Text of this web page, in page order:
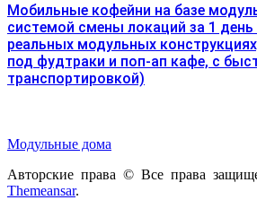
Мобильные кофейни на базе
системой смены локаций за 1
реальных модульных
под фудтраки и поп-ап кафе, с
транспортировкой)
Модульные дома
Авторские права © Все права
Themeansar.